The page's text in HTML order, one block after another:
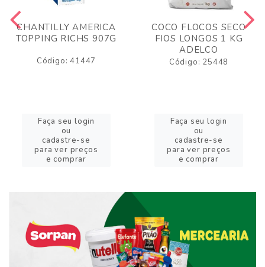
CHANTILLY AMERICA
TOPPING RICHS 907G
Código: 41447
Faça seu login
ou
cadastre-se
para ver preços
e comprar
COCO FLOCOS SECO
FIOS LONGOS 1 KG
ADELCO
Código: 25448
Faça seu login
ou
cadastre-se
para ver preços
e comprar